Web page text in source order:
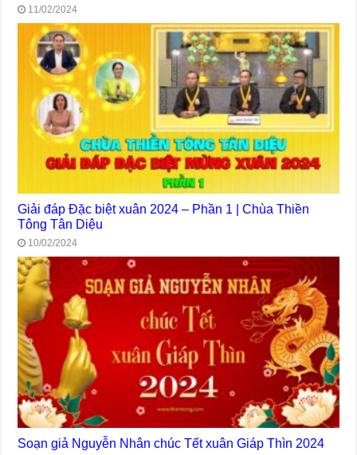
11/02/2024
Giải đáp Đặc biệt xuân 2024 – Phần 1 | Chùa Thiền
Tông Tân Diệu
10/02/2024
Soạn giả Nguyễn Nhân chúc Tết xuân Giáp Thìn 2024